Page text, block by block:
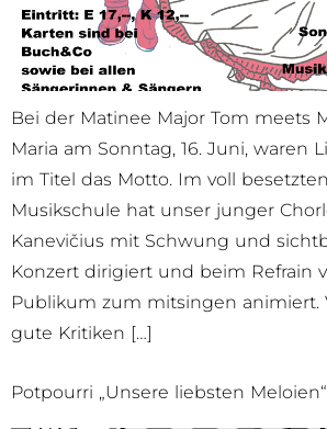
Bei der Matinee Major Tom meets
Maria am Sonntag, 16. Juni, waren
im Titel das Motto. Im voll
Musikschule hat unser junger
Kanevičius mit Schwung und
Konzert dirigiert und beim Refrain
Publikum zum mitsingen animiert.
gute Kritiken […]
Potpourri „Unsere liebsten Meloien“